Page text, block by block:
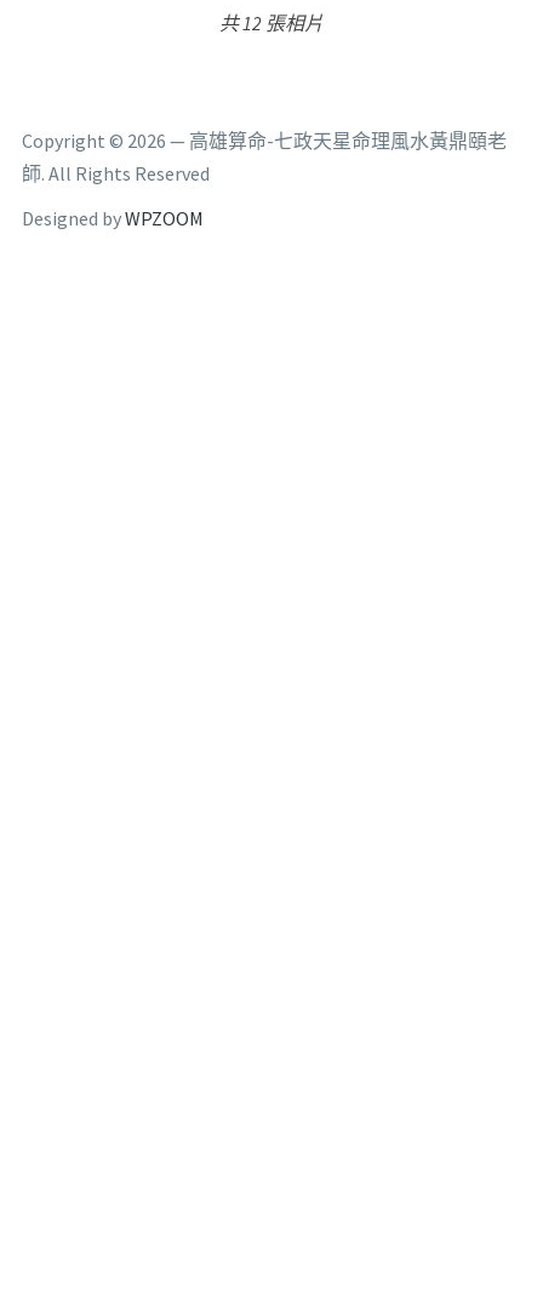
Copyright © 2026 — 高雄算命-七政天星命理風水黃鼎頤老
師. All Rights Reserved
Designed byWPZOOM